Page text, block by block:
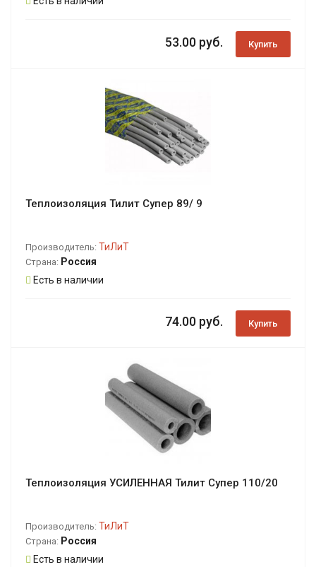
53.00 руб. Купить
Теплоизоляция Тилит Супер 89/ 9
Производитель: ТиЛиТ
Страна: Россия
Есть в наличии
74.00 руб. Купить
Теплоизоляция УСИЛЕННАЯ Тилит Супер 110/20
Производитель: ТиЛиТ
Страна: Россия
Есть в наличии